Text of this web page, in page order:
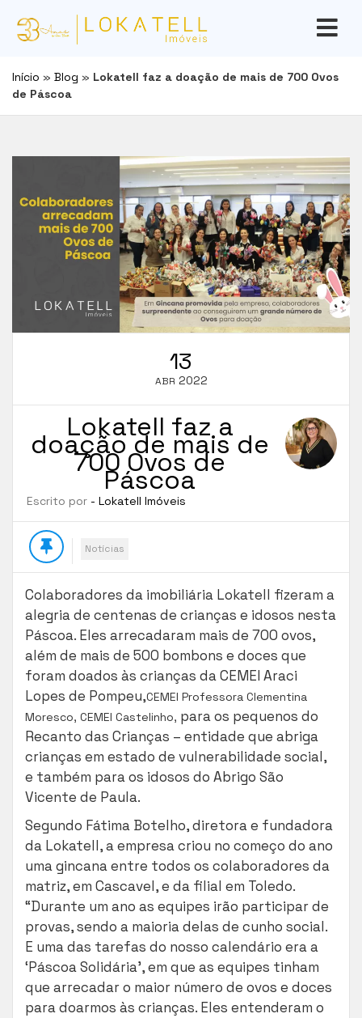
Início » Blog » Lokatell faz a doação de mais de 700 Ovos
de Páscoa
13
ABR 2022
Lokatell faz a
doação de mais de
700 Ovos de
Páscoa
Escrito por - Lokatell Imóveis
Notícias
Colaboradores da imobiliária Lokatell fizeram a
alegria de centenas de crianças e idosos nesta
Páscoa. Eles arrecadaram mais de 700 ovos,
além de mais de 500 bombons e doces que
foram doados às crianças da CEMEI Araci
Lopes de Pompeu,CEMEI Professora Clementina
Moresco, CEMEI Castelinho, para os pequenos do
Recanto das Crianças – entidade que abriga
crianças em estado de vulnerabilidade social,
e também para os idosos do Abrigo São
Vicente de Paula.
Segundo Fátima Botelho, diretora e fundadora
da Lokatell, a empresa criou no começo do ano
uma gincana entre todos os colaboradores da
matriz, em Cascavel, e da filial em Toledo.
“Durante um ano as equipes irão participar de
provas, sendo a maioria delas de cunho social.
E uma das tarefas do nosso calendário era a
‘Páscoa Solidária’, em que as equipes tinham
que arrecadar o maior número de ovos e doces
para doarmos às crianças. Eles entenderam o